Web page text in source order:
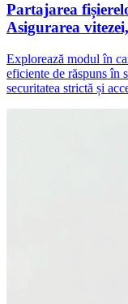
Partajarea
Asigurarea
Explorează modul în
eficiente de răspuns în
securitatea strictă și